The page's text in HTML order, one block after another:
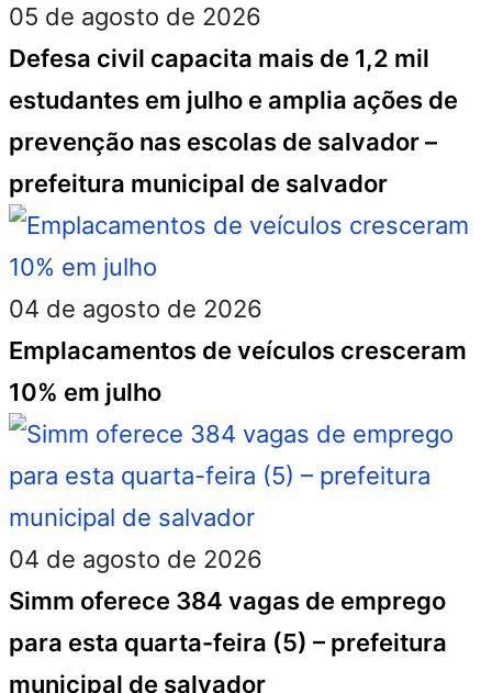
05 de agosto de 2026
Defesa civil capacita mais de 1,2 mil
estudantes em julho e amplia ações de
prevenção nas escolas de salvador –
prefeitura municipal de salvador
04 de agosto de 2026
Emplacamentos de veículos cresceram
10% em julho
04 de agosto de 2026
Simm oferece 384 vagas de emprego
para esta quarta-feira (5) – prefeitura
municipal de salvador